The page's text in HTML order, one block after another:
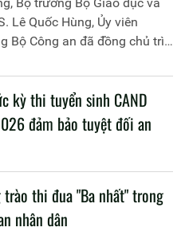
Lê Quốc Hùng, Ủy viên
Bộ Công an đã đồng chủ trì
và đào tạo của lực lượng
kỳ thi tuyển sinh CAND
đảm bảo tuyệt đối an
trào thi đua "Ba nhất" trong
nhân dân